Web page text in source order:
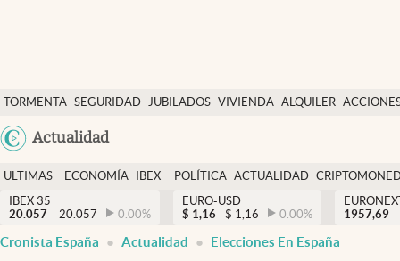
TORMENTA SEGURIDAD JUBILADOS VIVIENDA ALQUILER
USA
Colombia
Actualidad
Economía y finanzas
Política
Actualidad
Criptomonedas
España
ULTIMAS
NOTICIAS
ECONOMÍA
FINANZAS
IBEX
EURO
POLÍTICA ACTUALIDAD
IBEX 35
20.057
20.057 0.00%
EURO-USD
$ 1,16 $ 1,16 0.00%
1957,69
Cronista España Actualidad Elecciones En España